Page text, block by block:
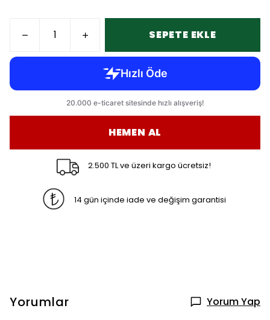
SEPETE EKLE
HEMEN AL
2.500 TL ve üzeri kargo ücretsiz!
14 gün içinde iade ve değişim garantisi
Yorumlar Yorum Yap